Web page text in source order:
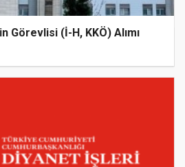
Görevlisi (İ-H, KKÖ) Alımı